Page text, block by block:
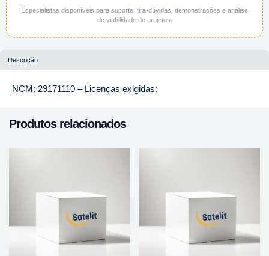
Especialistas disponíveis para suporte, tira-dúvidas, demonstrações e análise
de viabilidade de projetos.
Descrição
NCM: 29171110 – Licenças exigidas:
Produtos relacionados